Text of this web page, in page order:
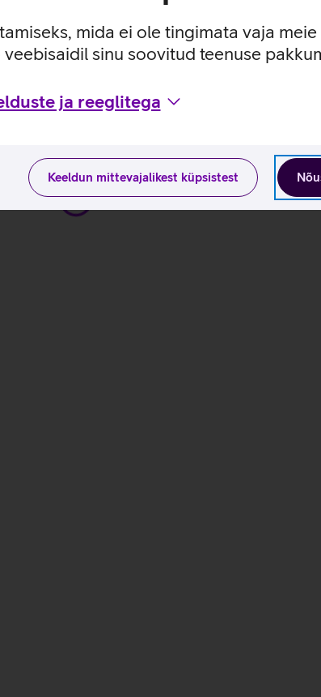
mida ei ole tingimata vaja
sinu soovitud teenuse
ja reeglitega
Keeldun mittevajalikest küpsistest
internetikaabel ei ulatu.